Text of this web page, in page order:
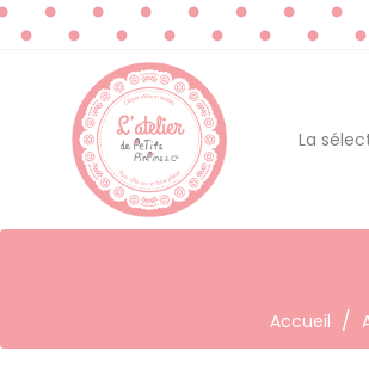
La
Accueil